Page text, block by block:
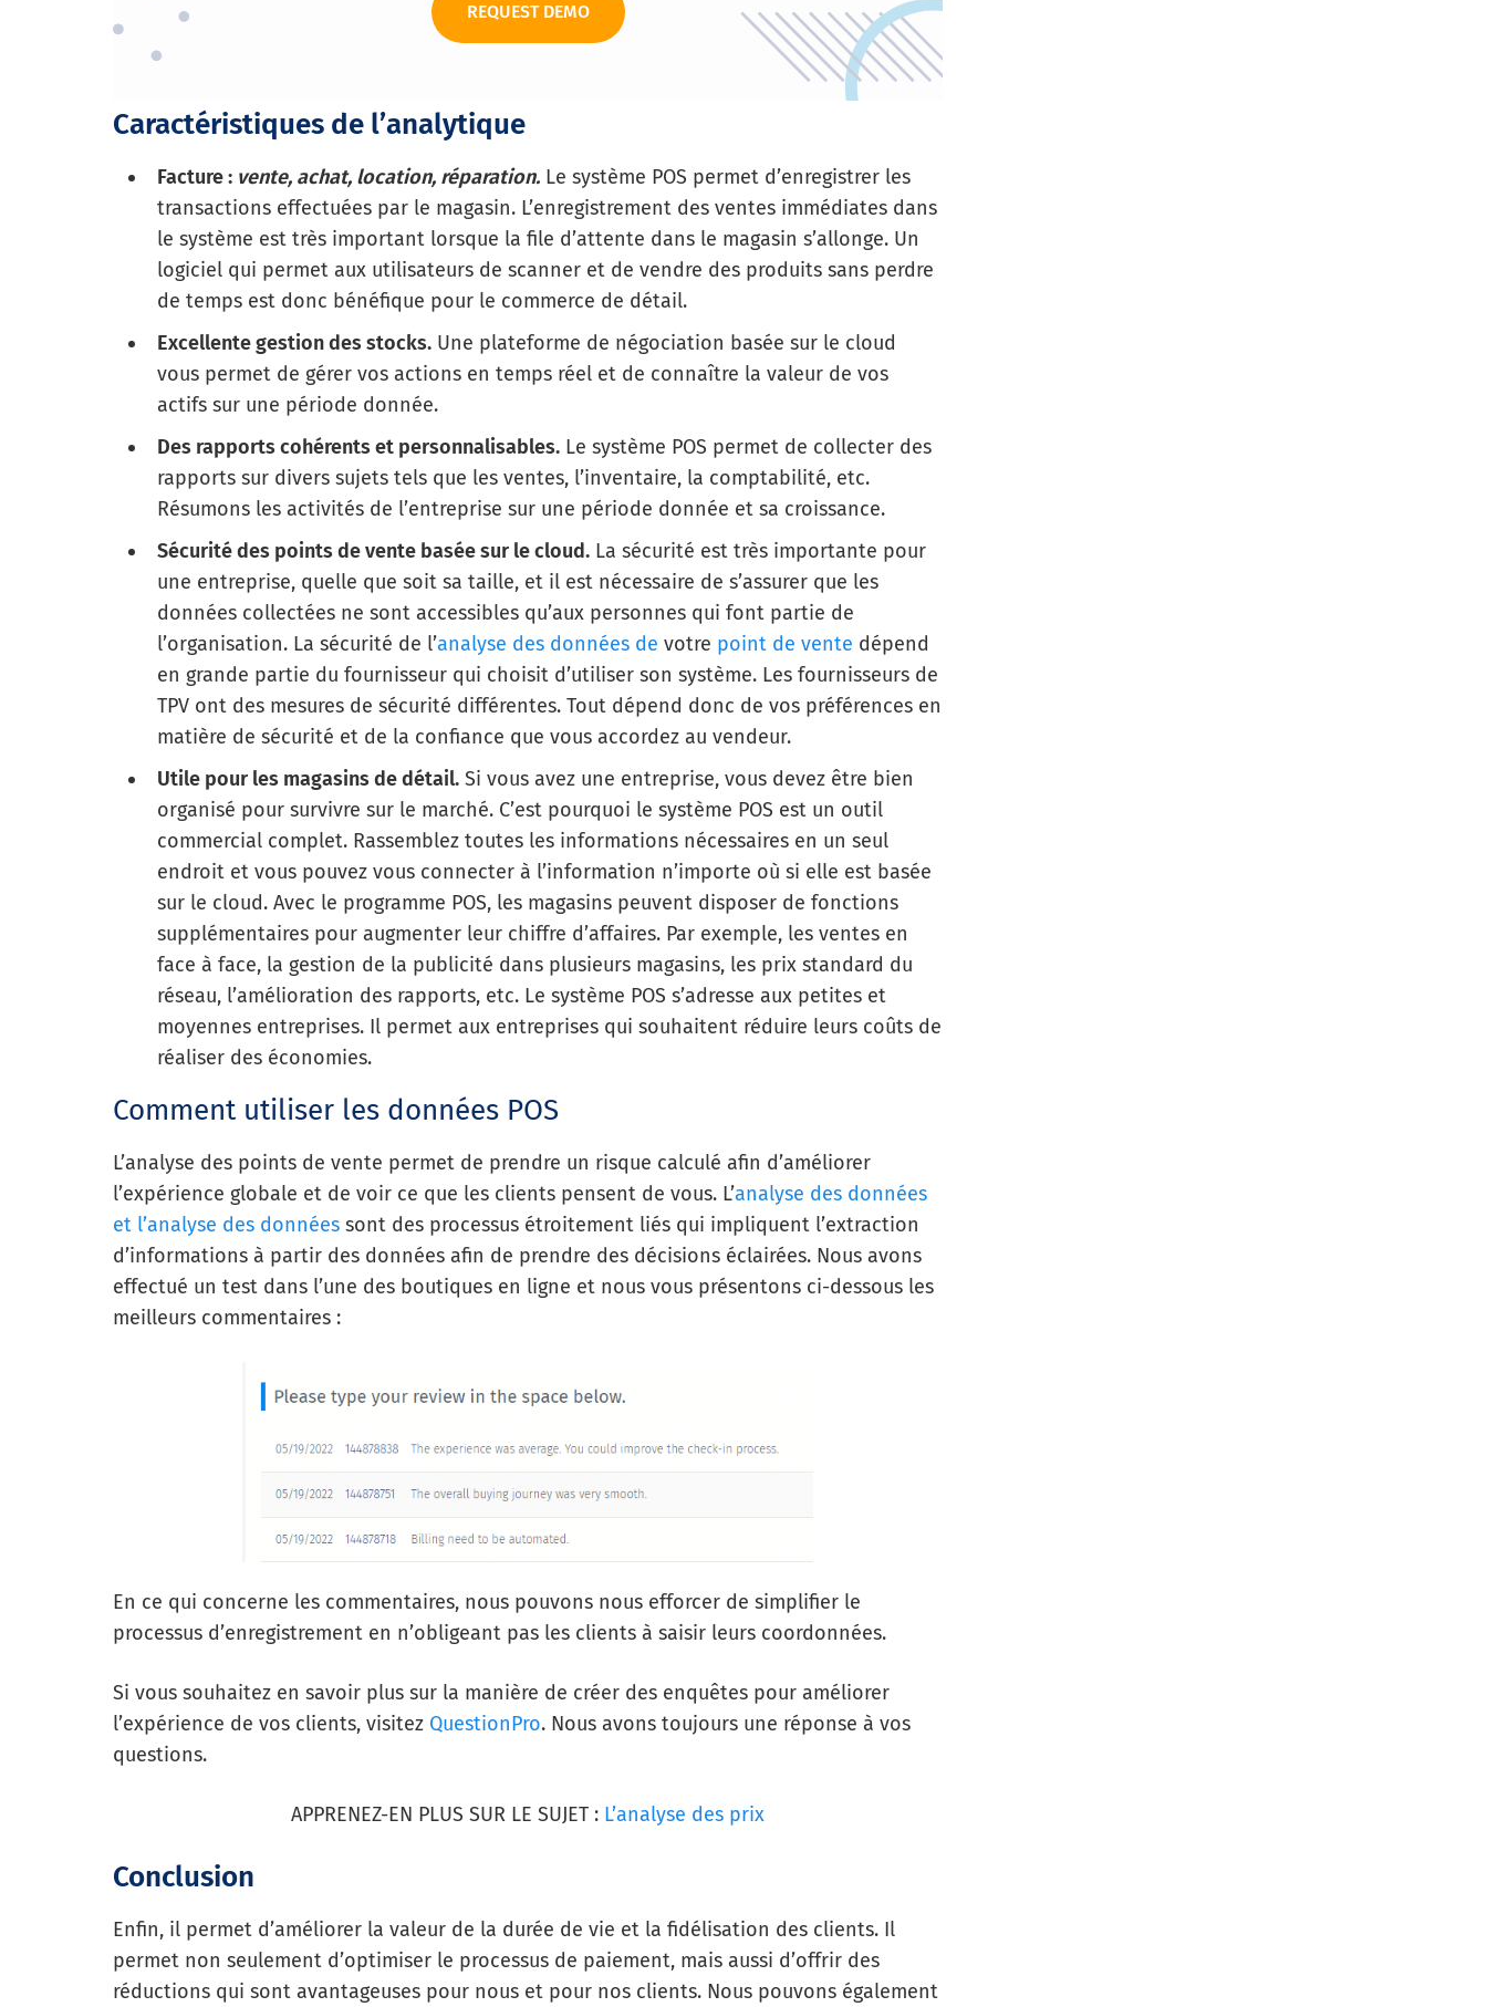
REQUEST DEMO
Caractéristiques de l’analytique
Facture : vente, achat, location, réparation. Le système POS permet d’enregistrer les
transactions effectuées par le magasin. L’enregistrement des ventes immédiates dans
le système est très important lorsque la file d’attente dans le magasin s’allonge. Un
logiciel qui permet aux utilisateurs de scanner et de vendre des produits sans perdre
de temps est donc bénéfique pour le commerce de détail.
Excellente gestion des stocks. Une plateforme de négociation basée sur le cloud
vous permet de gérer vos actions en temps réel et de connaître la valeur de vos
actifs sur une période donnée.
Des rapports cohérents et personnalisables. Le système POS permet de collecter des
rapports sur divers sujets tels que les ventes, l’inventaire, la comptabilité, etc.
Résumons les activités de l’entreprise sur une période donnée et sa croissance.
Sécurité des points de vente basée sur le cloud. La sécurité est très importante pour
une entreprise, quelle que soit sa taille, et il est nécessaire de s’assurer que les
données collectées ne sont accessibles qu’aux personnes qui font partie de
l’organisation. La sécurité de l’analyse des données de votre point de vente dépend
en grande partie du fournisseur qui choisit d’utiliser son système. Les fournisseurs de
TPV ont des mesures de sécurité différentes. Tout dépend donc de vos préférences en
matière de sécurité et de la confiance que vous accordez au vendeur.
Utile pour les magasins de détail. Si vous avez une entreprise, vous devez être bien
organisé pour survivre sur le marché. C’est pourquoi le système POS est un outil
commercial complet. Rassemblez toutes les informations nécessaires en un seul
endroit et vous pouvez vous connecter à l’information n’importe où si elle est basée
sur le cloud. Avec le programme POS, les magasins peuvent disposer de fonctions
supplémentaires pour augmenter leur chiffre d’affaires. Par exemple, les ventes en
face à face, la gestion de la publicité dans plusieurs magasins, les prix standard du
réseau, l’amélioration des rapports, etc. Le système POS s’adresse aux petites et
moyennes entreprises. Il permet aux entreprises qui souhaitent réduire leurs coûts de
réaliser des économies.
Comment utiliser les données POS
L’analyse des points de vente permet de prendre un risque calculé afin d’améliorer
l’expérience globale et de voir ce que les clients pensent de vous. L’analyse des données
et l’analyse des données sont des processus étroitement liés qui impliquent l’extraction
d’informations à partir des données afin de prendre des décisions éclairées. Nous avons
effectué un test dans l’une des boutiques en ligne et nous vous présentons ci-dessous les
meilleurs commentaires :
En ce qui concerne les commentaires, nous pouvons nous efforcer de simplifier le
processus d’enregistrement en n’obligeant pas les clients à saisir leurs coordonnées.
Si vous souhaitez en savoir plus sur la manière de créer des enquêtes pour améliorer
l’expérience de vos clients, visitez QuestionPro. Nous avons toujours une réponse à vos
questions.
APPRENEZ-EN PLUS SUR LE SUJET : L’analyse des prix
Conclusion
Enfin, il permet d’améliorer la valeur de la durée de vie et la fidélisation des clients. Il
permet non seulement d’optimiser le processus de paiement, mais aussi d’offrir des
réductions qui sont avantageuses pour nous et pour nos clients. Nous pouvons également